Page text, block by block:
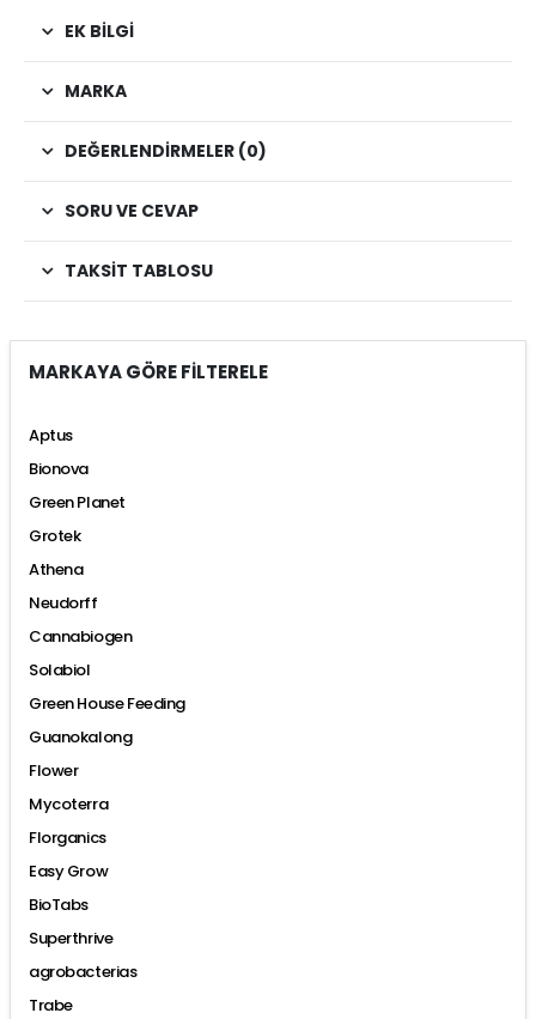
EK BILGI
MARKA
DEĞERLENDIRMELER (0)
SORU VE CEVAP
TAKSIT TABLOSU
MARKAYA GÖRE FİLTERELE
Aptus
Bionova
Green Planet
Grotek
Athena
Neudorff
Cannabiogen
Solabiol
Green House Feeding
Guanokalong
Flower
Mycoterra
Florganics
Easy Grow
BioTabs
Superthrive
agrobacterias
Trabe